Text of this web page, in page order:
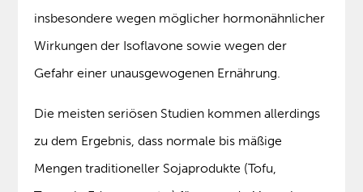
insbesondere wegen möglicher hormonähnlicher
Wirkungen der Isoflavone sowie wegen der
Gefahr einer unausgewogenen Ernährung.
Die meisten seriösen Studien kommen allerdings
zu dem Ergebnis, dass normale bis mäßige
Mengen traditioneller Sojaprodukte (Tofu,